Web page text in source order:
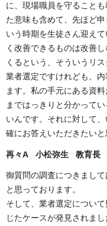
に、現場職員を守ること
た意味も含めて、先ほど
いう時期を生徒さん迎え
く改善できるものは改善
くるという、そういうリ
業者選定ですけれども、
ます。私の手元にある資
まではっきりと分かって
いんです。それに対して
確にお答えいただきたいと
再々A 小松弥生 教育長
御質問の調査につきまし
と思っております。
そして、業者選定につい
じたケースが発見されま